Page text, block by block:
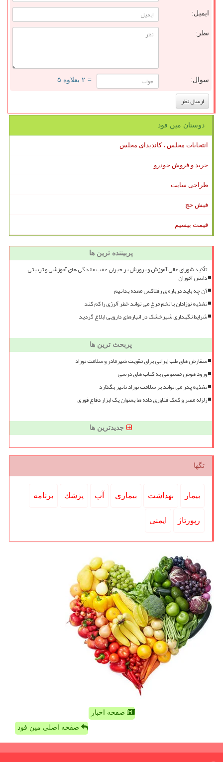
ایمیل:
نظر:
سوال: = ۲ بعلاوه ۵
دوستان مین فود
انتخابات مجلس ، کاندیدای مجلس
خرید و فروش خودرو
طراحی سایت
فیش حج
قیمت بیسیم
پربیننده ترین ها
تأکید شورای عالی آموزش و پرورش بر جبران عقب ماندگی های آموزشی و تربیتی
دانش آموزان
آن چه باید درباره ی رفلاکس معده بدانیم
تغذیه نوزادان با تخم مرغ می تواند خطر آلرژی را کم کند
شرایط نگهداری شیرخشک در انبارهای دارویی ابلاغ گردید
پربحث ترین ها
سفارش های طب ایرانی برای تقویت شیرمادر و سلامت نوزاد
ورود هوش مصنوعی به کتاب های درسی
تغذیه پدر می تواند بر سلامت نوزاد تاثیر بگذارد
زلزله مصر و کمک فناوری داده ها بعنوان یک ابزار دفاع فوری
جدیدترین ها
تگها
بیمار بهداشت بیماری آب پزشك برنامه
رپورتاژ ایمنی
صفحه اخبار
صفحه اصلی مین فود